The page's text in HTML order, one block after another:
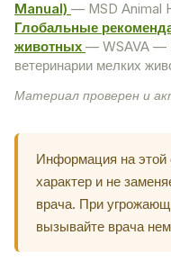
Manual) — MSD Animal
Глобальные
животных — WSAVA —
ветеринарии мелких
Материал проверен и
Информация на этой
характер и не
врача. При
вызывайте врача